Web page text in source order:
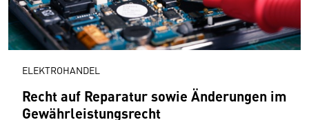
ELEKTROHANDEL
Recht auf Reparatur sowie Änderungen im
Gewährleistungsrecht